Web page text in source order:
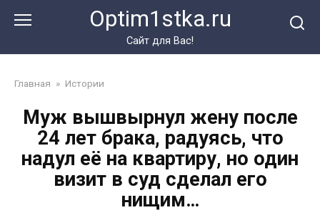
Optim1stka.ru
Сайт для Вас!
Главная » Истории
Муж вышвырнул жену после
24 лет брака, радуясь, что
надул её на квартиру, но один
визит в суд сделал его
нищим…